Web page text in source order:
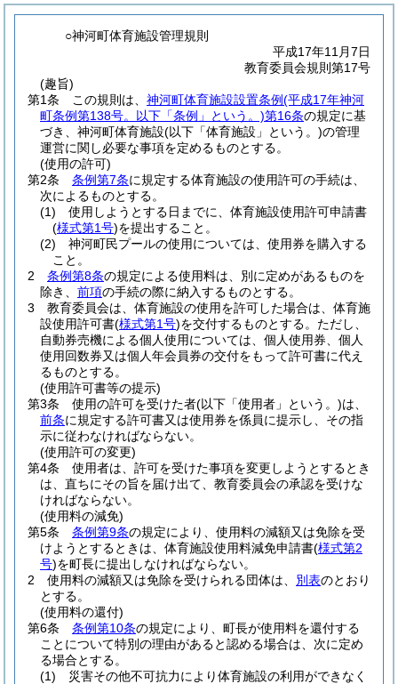
○神河町体育施設管理規則
平成17年11月7日
教育委員会規則第17号
(趣旨)
第1条
この規則は、 神河町体育施設設置条例(平成17年神河
町条例第138号。以下「条例」という。)第16条の規定に基
づき、神河町体育施設(以下「体育施設」という。)の管理
運営に関し必要な事項を定めるものとする。
(使用の許可)
第2条
条例第7条に規定する体育施設の使用許可の手続は、
次によるものとする。
(1)
使用しようとする日までに、体育施設使用許可申請書
(様式第1号)を提出すること。
(2)
神河町民プールの使用については、使用券を購入する
こと。
2
条例第8条の規定による使用料は、別に定めがあるものを
除き、 前項の手続の際に納入するものとする。
3
教育委員会は、体育施設の使用を許可した場合は、体育施
設使用許可書(様式第1号)を交付するものとする。 ただし、
自動券売機による個人使用については、個人使用券、個人
使用回数券又は個人年会員券の交付をもって許可書に代え
るものとする。
(使用許可書等の提示)
第3条
使用の許可を受けた者(以下「使用者」という。)は、
前条に規定する許可書又は使用券を係員に提示し、その指
示に従わなければならない。
(使用許可の変更)
第4条
使用者は、許可を受けた事項を変更しようとするとき
は、直ちにその旨を届け出て、教育委員会の承認を受けな
ければならない。
(使用料の減免)
第5条
条例第9条の規定により、使用料の減額又は免除を受
けようとするときは、体育施設使用料減免申請書(様式第2
号)を町長に提出しなければならない。
2
使用料の減額又は免除を受けられる団体は、 別表のとおり
とする。
(使用料の還付)
第6条
条例第10条の規定により、町長が使用料を還付する
ことについて特別の理由があると認める場合は、次に定め
る場合とする。
(1)
災害その他不可抗力により体育施設の利用ができなく